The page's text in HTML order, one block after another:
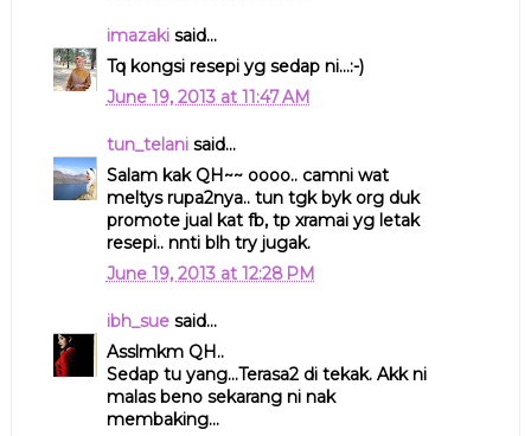
imazakisaid...
Tq kongsi resepi yg sedap ni...:-)
June 19, 2013 at 11:47 AM
tun_telanisaid...
Salam kak QH~~ oooo.. camni wat
meltys rupa2nya.. tun tgk byk org duk
promote jual kat fb, tp xramai yg letak
resepi.. nnti blh try jugak.
June 19, 2013 at 12:28 PM
ibh_suesaid...
Asslmkm QH..
Sedap tu yang...Terasa2 di tekak. Akk ni
malas beno sekarang ni nak
membaking...